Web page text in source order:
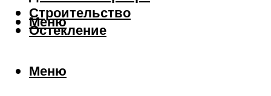
Строительство
Остекление
Меню
Меню